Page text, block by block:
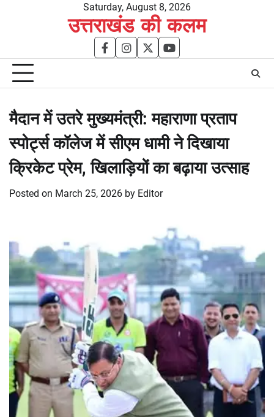
Saturday, August 8, 2026
उत्तराखंड की कलम
facebookinstagram
twitteryoutube
मैदान में उतरे मुख्यमंत्री: महाराणा प्रताप
स्पोर्ट्स कॉलेज में सीएम धामी ने दिखाया
क्रिकेट प्रेम, खिलाड़ियों का बढ़ाया उत्साह
Posted on March 25, 2026 by Editor